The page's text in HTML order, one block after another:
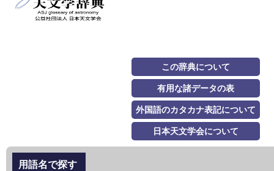
この辞典について
有用な諸データの表
外国語のカタカナ表記について
日本天文学会について
用語名で探す